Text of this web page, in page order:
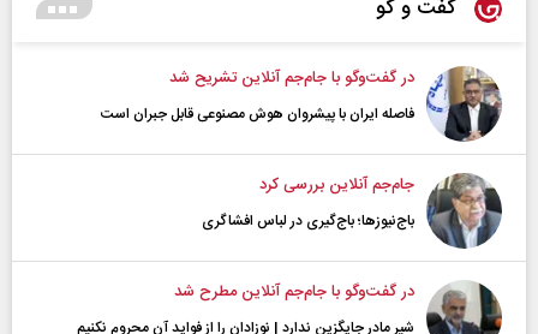
گفت و گو
در گفت‌و‌گو با جام‌جم آنلاین تشریح شد
فاصله ایران با پیشرو‌ان هوش مصنوعی قابل جبران است
جام‌جم آنلاین بررسی کرد
باج‌نیوزها؛ باج‌گیری در لباس افشاگری
در گفت‌و‌گو با جام‌جم آنلاین مطرح شد
شیر مادر جایگزین ندارد | نوزادان را از فواید آن محروم نکنیم